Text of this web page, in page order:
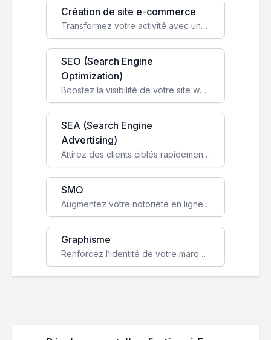
Création de site e-commerce
Transformez votre activité avec une boutique en ligne, accessible à l'échelle mondiale 24/7.
SEO (Search Engine
Optimization)
Boostez la visibilité de votre site web sur Google et attirez du trafic qualifié grâce à nos stratégies SEO.
SEA (Search Engine
Advertising)
Attirez des clients ciblés rapidement avec des campagnes publicitaires payantes optimisées pour vos objectifs.
SMO
Augmentez votre notoriété en ligne et stimulez la croissance de votre entreprise grâce à une stratégie sociale sur mesure.
Graphisme
Renforcez l’identité de votre marque avec un design unique qui capte l’attention et engage vos clients.